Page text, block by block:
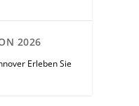
2026
Erleben Sie